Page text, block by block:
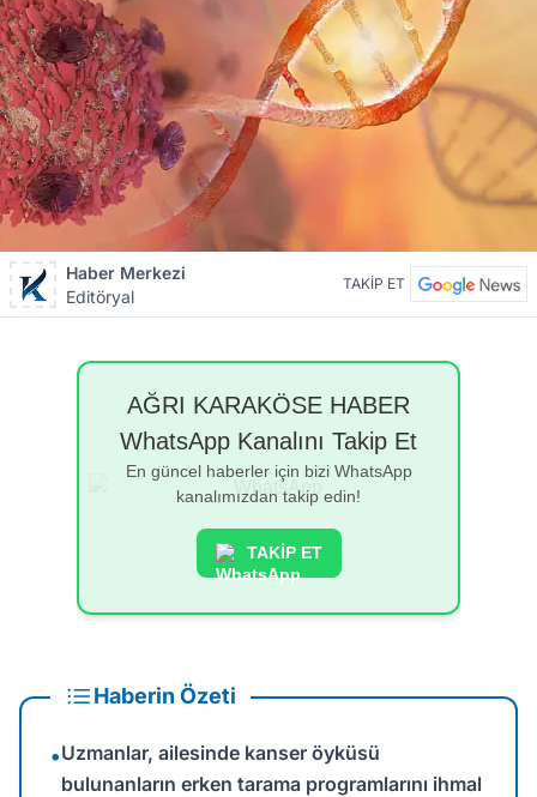
Haber Merkezi
Editöryal
TAKİP ET
AĞRI KARAKÖSE HABER
WhatsApp Kanalını Takip Et
En güncel haberler için bizi WhatsApp
kanalımızdan takip edin!
TAKİP ET
Haberin Özeti
•Uzmanlar, ailesinde kanser öyküsü
bulunanların erken tarama programlarını ihmal